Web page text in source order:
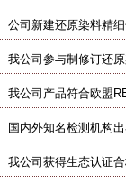
公司新建还原染料精
我公司参与制修订还
我公司产品符合欧盟
国内外知名检测机构
我公司获得生态认证